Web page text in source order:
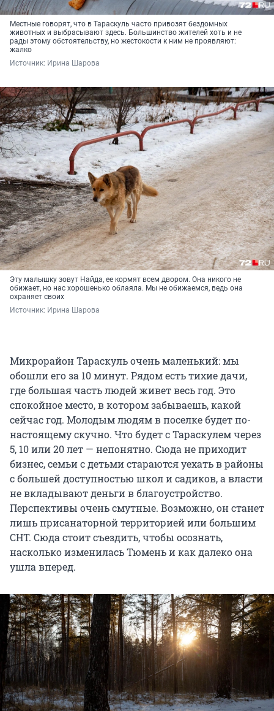
Местные говорят, что в Тараскуль часто привозят бездомных
животных и выбрасывают здесь. Большинство жителей хоть и не
рады этому обстоятельству, но жестокости к ним не проявляют:
жалко
Источник: Ирина Шарова
Эту малышку зовут Найда, ее кормят всем двором. Она никого не
обижает, но нас хорошенько облаяла. Мы не обижаемся, ведь она
охраняет своих
Источник: Ирина Шарова
Микрорайон Тараскуль очень маленький: мы
обошли его за 10 минут. Рядом есть тихие дачи,
где большая часть людей живет весь год. Это
спокойное место, в котором забываешь, какой
сейчас год. Молодым людям в поселке будет по-
настоящему скучно. Что будет с Тараскулем через
5, 10 или 20 лет — непонятно. Сюда не приходит
бизнес, семьи с детьми стараются уехать в районы
с большей доступностью школ и садиков, а власти
не вкладывают деньги в благоустройство.
Перспективы очень смутные. Возможно, он станет
лишь присанаторной территорией или большим
СНТ. Сюда стоит съездить, чтобы осознать,
насколько изменилась Тюмень и как далеко она
ушла вперед.